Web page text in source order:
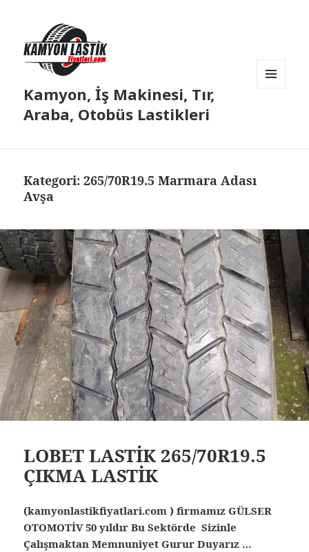
Kamyon, İş Makinesi, Tır,
Araba, Otobüs Lastikleri
Kategori:265/70R19.5 Marmara Adası
Avşa
LOBET LASTİK 265/70R19.5
ÇIKMA LASTİK
(kamyonlastikfiyatlari.com ) firmamız GÜLSER
OTOMOTİV 50 yıldır Bu Sektörde Sizinle
Çalışmaktan Memnuniyet Gurur Duyarız …